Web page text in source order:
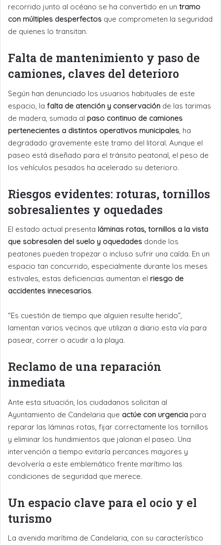
recorrido junto al océano se ha convertido en un tramo
con múltiples desperfectos que comprometen la seguridad
de quienes lo transitan.
Falta de mantenimiento y paso de
camiones, claves del deterioro
Según han denunciado los usuarios habituales de este
espacio, la falta de atención y conservación de las tarimas
de madera, sumada al paso continuo de camiones
pertenecientes a distintos operativos municipales , ha
degradado gravemente este tramo del litoral. Aunque el
paseo está diseñado para el tránsito peatonal, el peso de
los vehículos pesados ha acelerado su deterioro.
Riesgos evidentes: roturas, tornillos
sobresalientes y oquedades
El estado actual presenta láminas rotas, tornillos a la vista
que sobresalen del suelo y oquedades donde los
peatones pueden tropezar o incluso sufrir una caída. En un
espacio tan concurrido, especialmente durante los meses
estivales, estas deficiencias aumentan el riesgo de
accidentes innecesarios.
“Es cuestión de tiempo que alguien resulte herido”,
lamentan varios vecinos que utilizan a diario esta vía para
pasear, correr o acudir a la playa.
Reclamo de una reparación
inmediata
Ante esta situación, los ciudadanos solicitan al
Ayuntamiento de Candelaria que actúe con urgencia para
reparar las láminas rotas, fijar correctamente los tornillos
y eliminar los hundimientos que jalonan el paseo. Una
intervención a tiempo evitaría percances mayores y
devolvería a este emblemático frente marítimo las
condiciones de seguridad que merece.
Un espacio clave para el ocio y el
turismo
La avenida marítima de Candelaria, con su característico